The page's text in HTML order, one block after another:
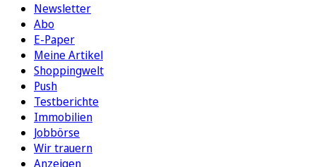
Newsletter
Abo
E-Paper
Meine Artikel
Shoppingwelt
Push
Testberichte
Immobilien
Jobbörse
Wir trauern
Anzeigen